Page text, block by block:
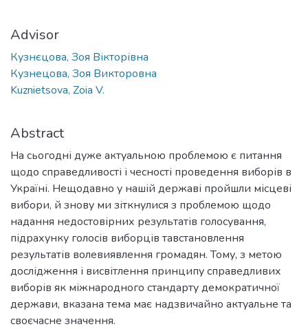
Advisor
Кузнєцова, Зоя Вікторівна
Кузнецова, Зоя Викторовна
Kuznietsova, Zoia V.
Abstract
На сьогодні дуже актуальною проблемою є питання
щодо справедливості і чесності проведення виборів в
Україні. Нещодавно у нашій державі пройшли місцеві
вибори, й знову ми зіткнулися з проблемою щодо
надання недостовірних результатів голосування,
підрахунку голосів виборців тавстановлення
результатів волевиявлення громадян. Тому, з метою
дослідження і висвітлення принципу справедливих
виборів як міжнародного стандарту демократичної
держави, вказана тема має надзвичайно актуальне та
своєчасне значення.